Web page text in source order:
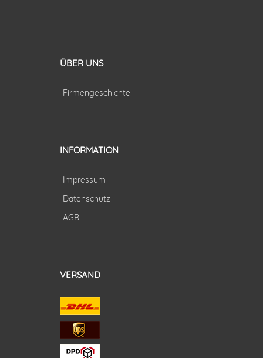
ÜBER UNS
Firmengeschichte
INFORMATION
Impressum
Datenschutz
AGB
VERSAND